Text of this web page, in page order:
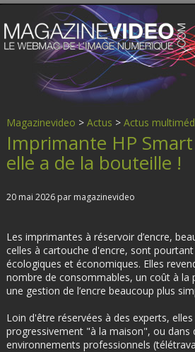
Magazinevideo > Actus > Actus
Imprimante HP
elle a de la bouteille !
20 mai 2026 par magazinevideo
Les imprimantes à réservoir d’encre,
celles à cartouche d'encre, sont
écologiques et économiques. Elles
nombre de consommables, un coût à la
une gestion de l’encre beaucoup plus
Loin d'être réservées à des experts, elles
progressivement "à la maison", ou dans
environnements professionnels